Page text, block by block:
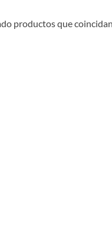
productos que